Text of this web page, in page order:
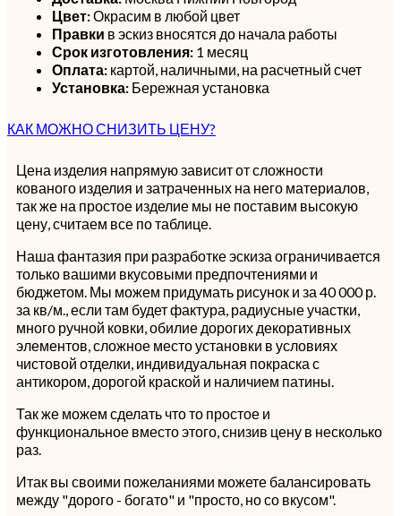
Цвет:Окрасим в любой цвет
Правки в эскиз вносятся до начала работы
Срок изготовления: 1 месяц
Оплата: картой, наличными, на расчетный счет
Установка: Бережная установка
КАК МОЖНО СНИЗИТЬ ЦЕНУ?
Цена изделия напрямую зависит от сложности
кованого изделия и затраченных на него материалов,
так же на простое изделие мы не поставим высокую
цену, считаем все по таблице.
Наша фантазия при разработке эскиза ограничивается
только вашими вкусовыми предпочтениями и
бюджетом. Мы можем придумать рисунок и за 40 000 р.
за кв/м., если там будет фактура, радиусные участки,
много ручной ковки, обилие дорогих декоративных
элементов, сложное место установки в условиях
чистовой отделки, индивидуальная покраска с
антикором, дорогой краской и наличием патины.
Так же можем сделать что то простое и
функциональное вместо этого, снизив цену в несколько
раз.
Итак вы своими пожеланиями можете балансировать
между "дорого - богато" и "просто, но со вкусом".